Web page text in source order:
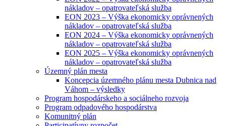
nákladov – opatrovateľská služba
EON 2023 – Výška ekonomicky oprávnených
nákladov – opatrovateľská služba
EON 2024 – Výška ekonomicky oprávnených
nákladov – opatrovateľská služba
EON 2025 – Výška ekonomicky oprávnených
nákladov – opatrovateľská služba
Územný plán mesta
Koncepcia územného plánu mesta Dubnica nad
Váhom – výsledky
Program hospodárskeho a sociálneho rozvoja
Program odpadového hospodárstva
Komunitný plán